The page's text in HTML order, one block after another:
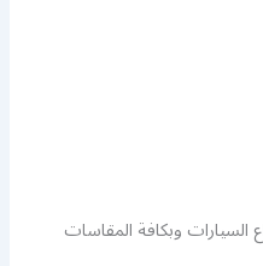
السيارات وبكافة المقاسات